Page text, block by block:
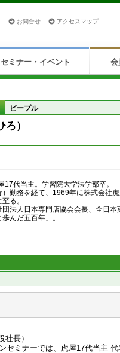
お問合せ アクセスマップ
セミナー・イベント 会
ピープル
）
17代当主。学習院大学法学部卒。
）勤務を経て、1969年に株式会社
る。
法人日本専門店協会会長、全日本
んだ五百年」。
長）
セミナーでは、虎屋17代当主